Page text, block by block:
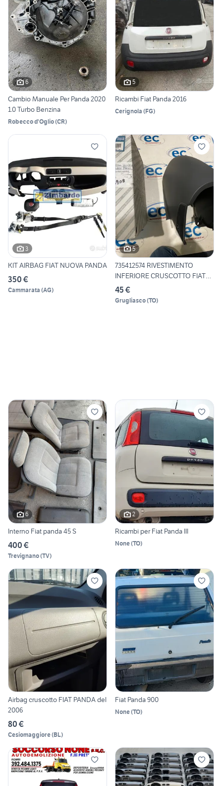
6
Cambio Manuale Per Panda 2020
1.0 Turbo Benzina
Robecco d'Oglio(CR)
5
Ricambi Fiat Panda 2016
Cerignola (FG)
3
KIT AIRBAG FIAT NUOVA PANDA
350 €
Cammarata (AG)
5
735412574 RIVESTIMENTO
INFERIORE CRUSCOTTO FIAT
PA
45 €
Grugliasco(TO)
6
Interno Fiat panda 45 S
400 €
Trevignano(TV)
2
Ricambi per Fiat Panda III
None(TO)
Airbag cruscotto FIAT PANDA del
2006
80 €
Cesiomaggiore(BL)
Fiat Panda 900
None(TO)